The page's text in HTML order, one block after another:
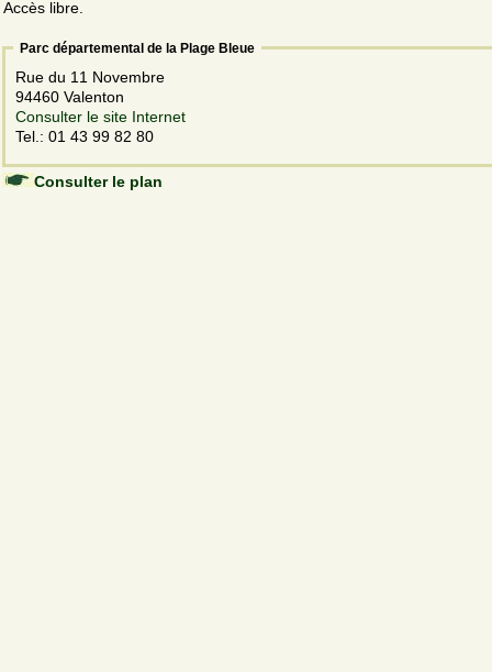
Accès libre.
Parc départemental de la Plage Bleue
Rue du 11 Novembre
94460 Valenton
Consulter le site Internet
Tel.: 01 43 99 82 80
Consulter le plan